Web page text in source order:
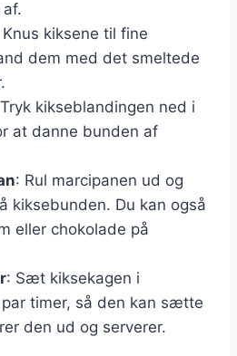
Knus kiksene til fine
dem med det smeltede
kikseblandingen ned i
at danne bunden af
: Rul marcipanen ud og
kiksebunden. Du kan også
eller chokolade på
: Sæt kiksekagen i
timer, så den kan sætte
den ud og serverer.